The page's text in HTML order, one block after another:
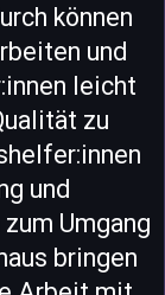
können
und
leicht
zu
und
Umgang
bringen